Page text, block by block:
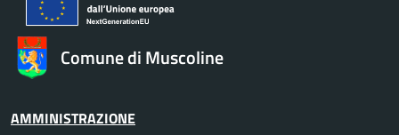
Comune di Muscoline
AMMINISTRAZIONE